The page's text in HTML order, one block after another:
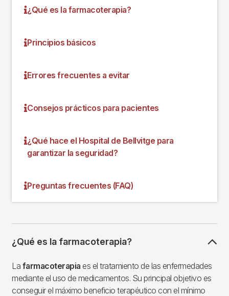
¿Qué es la farmacoterapia?
Principios básicos
Errores frecuentes a evitar
Consejos prácticos para pacientes
¿Qué hace el Hospital de Bellvitge para
garantizar la seguridad?
Preguntas frecuentes (FAQ)
¿Qué es la farmacoterapia?
La farmacoterapia es el tratamiento de las enfermedades
mediante el uso de medicamentos. Su principal objetivo es
conseguir el máximo beneficio terapéutico con el mínimo